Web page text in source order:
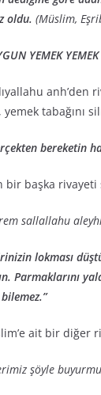
oldu. (Müslim,
YEMEK YEMEK
anh’den
yemek tabağını
bereketin
bir başka rivayeti
sallallahu
lokması
Parmaklarını
ait bir diğer
şöyle